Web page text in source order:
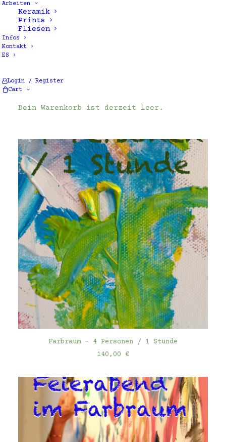
Arbeiten
Keramik
Prints
Fliesen
Infos
Kontakt
ES
Login / Register
Cart
Dein Warenkorb ist derzeit leer.
IN DEN WARENKORB
Farbraum - 4 Personen / 1 Stunde
140,00 €